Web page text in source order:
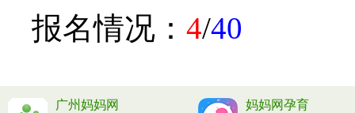
报名情况： 4/40
广州妈妈网 妈妈网孕育